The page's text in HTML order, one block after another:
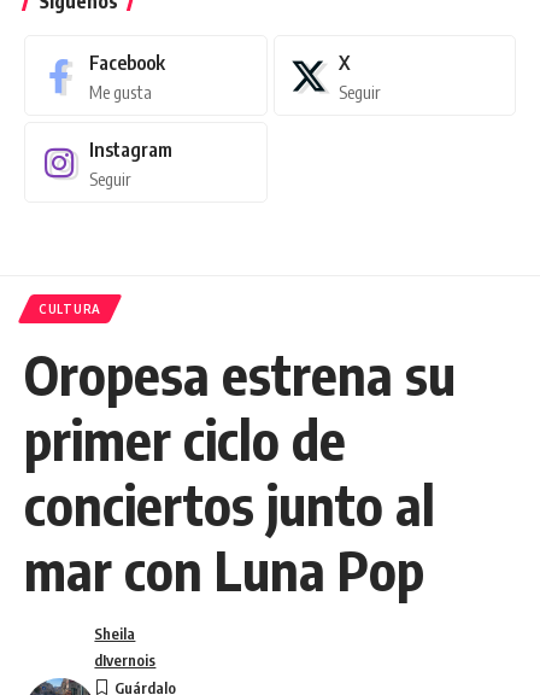
Facebook
Me gusta
X
Seguir
Instagram
Seguir
CULTURA
Oropesa estrena su
primer ciclo de
conciertos junto al
mar con Luna Pop
Sheila
dIvernois